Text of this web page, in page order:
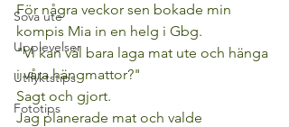
Sova ute
Upplevelser
Utflyktstips
Fototips
För några veckor sen bokade min
kompis Mia in en helg i Gbg.
"Vi kan väl bara laga mat ute och hänga
i våra hängmattor?"
Sagt och gjort.
Jag planerade mat och valde